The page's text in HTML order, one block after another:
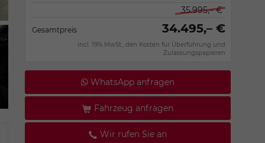
35.995,– €
Gesamtpreis 34.495,– €
incl. 19% MwSt., den Kosten für Überführung und
Zulassungspapieren
WhatsApp anfragen
Fahrzeug anfragen
Wir rufen Sie an